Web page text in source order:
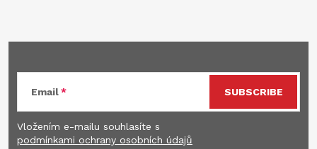
Email
Vložením e-mailu souhlasíte s
podmínkami ochrany osobních údajů
SUBSCRIBE